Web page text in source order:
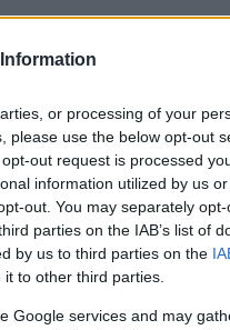
or processing of your
please use the below opt-out
out request is processed
information utilized by us
out. You may separately
parties on the IAB’s list of
by us to third parties on the
to other third parties.
Google services and may